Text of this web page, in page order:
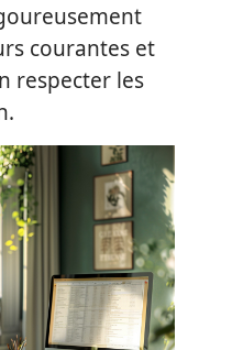
courantes et
respecter les